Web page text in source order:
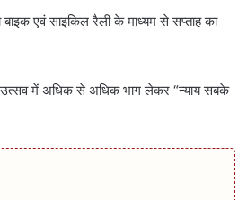
एवं साइकिल रैली के माध्यम से सप्ताह का
उत्सव में अधिक से अधिक भाग लेकर “न्याय सबके